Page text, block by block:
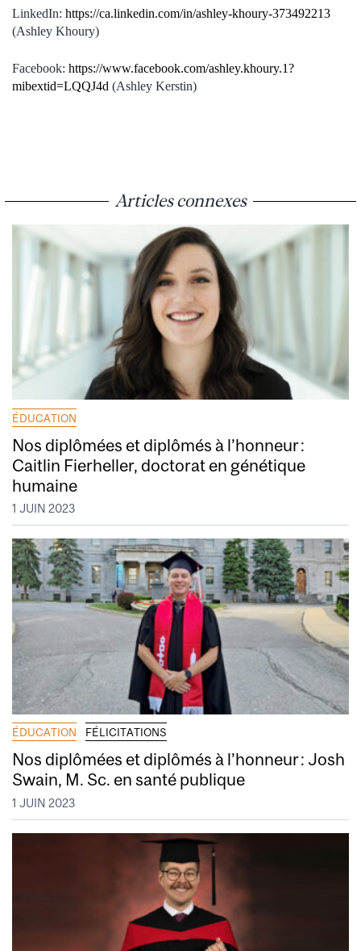
LinkedIn: https://ca.linkedin.com/in/ashley-khoury-373492213
(Ashley Khoury)
Facebook: https://www.facebook.com/ashley.khoury.1?
mibextid=LQQJ4d (Ashley Kerstin)
Articles connexes
ÉDUCATION
Nos diplômées et diplômés à l’honneur :
Caitlin Fierheller, doctorat en génétique
humaine
1 JUIN 2023
ÉDUCATION FÉLICITATIONS
Nos diplômées et diplômés à l’honneur : Josh
Swain, M. Sc. en santé publique
1 JUIN 2023